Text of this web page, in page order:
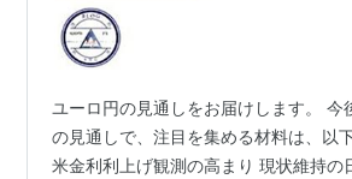
ユーロ円の見通しをお届けします。 今
の見通しで、注目を集める材料は、以
米金利利上げ観測の高まり 現状維持の